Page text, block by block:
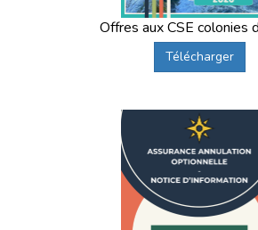
Offres aux CSE colonies
Télécharger